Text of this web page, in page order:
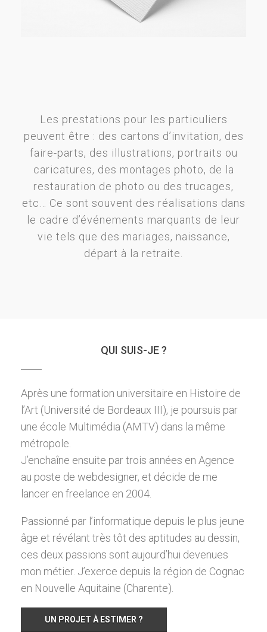
Les prestations pour les particuliers
peuvent être : des cartons d’invitation, des
faire-parts, des illustrations, portraits ou
caricatures, des montages photo, de la
restauration de photo ou des trucages,
etc… Ce sont souvent des réalisations dans
le cadre d’événements marquants de leur
vie tels que des mariages, naissance,
départ à la retraite.
QUI SUIS-JE ?
Après une formation universitaire en Histoire de
l’Art (Université de Bordeaux III), je poursuis par
une école Multimédia (AMTV) dans la même
métropole.
J’enchaîne ensuite par trois années en Agence
au poste de webdesigner, et décide de me
lancer en freelance en 2004.
Passionné par l’informatique depuis le plus jeune
âge et révélant très tôt des aptitudes au dessin,
ces deux passions sont aujourd’hui devenues
mon métier. J’exerce depuis la région de Cognac
en Nouvelle Aquitaine (Charente).
UN PROJET À ESTIMER ?